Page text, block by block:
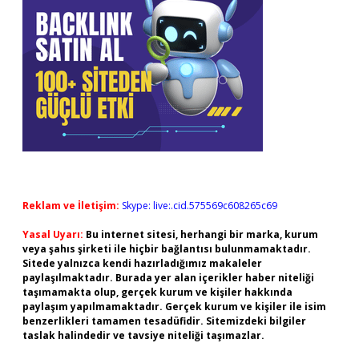
Reklam ve İletişim: Skype: live:.cid.575569c608265c69
Yasal Uyarı: Bu internet sitesi, herhangi bir marka, kurum
veya şahıs şirketi ile hiçbir bağlantısı bulunmamaktadır.
Sitede yalnızca kendi hazırladığımız makaleler
paylaşılmaktadır. Burada yer alan içerikler haber niteliği
taşımamakta olup, gerçek kurum ve kişiler hakkında
paylaşım yapılmamaktadır. Gerçek kurum ve kişiler ile isim
benzerlikleri tamamen tesadüfidir. Sitemizdeki bilgiler
taslak halindedir ve tavsiye niteliği taşımazlar.